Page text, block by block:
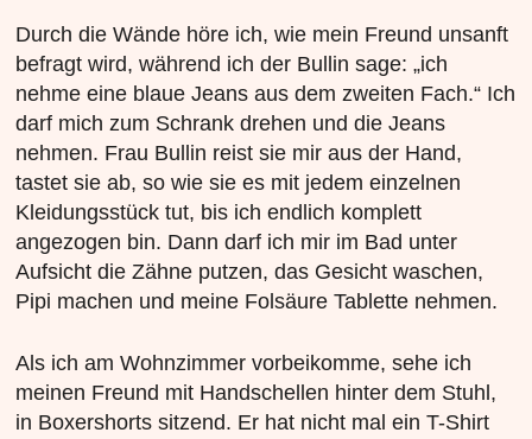
Durch die Wände höre ich, wie mein Freund unsanft
befragt wird, während ich der Bullin sage: „ich
nehme eine blaue Jeans aus dem zweiten Fach.“ Ich
darf mich zum Schrank drehen und die Jeans
nehmen. Frau Bullin reist sie mir aus der Hand,
tastet sie ab, so wie sie es mit jedem einzelnen
Kleidungsstück tut, bis ich endlich komplett
angezogen bin. Dann darf ich mir im Bad unter
Aufsicht die Zähne putzen, das Gesicht waschen,
Pipi machen und meine Folsäure Tablette nehmen.
Als ich am Wohnzimmer vorbeikomme, sehe ich
meinen Freund mit Handschellen hinter dem Stuhl,
in Boxershorts sitzend. Er hat nicht mal ein T-Shirt